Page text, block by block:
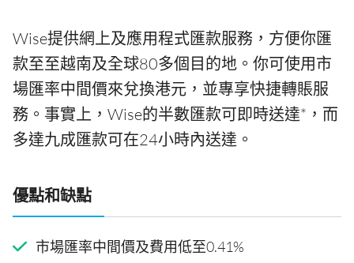
Wise提供網上及應用程式匯款服務，方便你匯
款至至越南及全球80多個目的地。你可使用市
場匯率中間價來兌換港元，並專享快捷轉賬服
務。事實上，Wise的半數匯款可即時送達*，而
多達九成匯款可在24小時內送達。
優點和缺點
市場匯率中間價及費用低至0.41%